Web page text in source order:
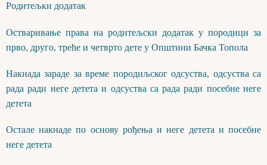
Родитељки додатак
Остваривање права на родитељски додатак у породици за
прво, друго, треће и четврто дете у Општини Бачка Топола
Накнада зараде за време породиљског одсуства, одсуства са
рада ради неге детета и одсуства са рада ради посебне неге
детета
Остале накнаде по основу рођења и неге детета и посебне
неге детета